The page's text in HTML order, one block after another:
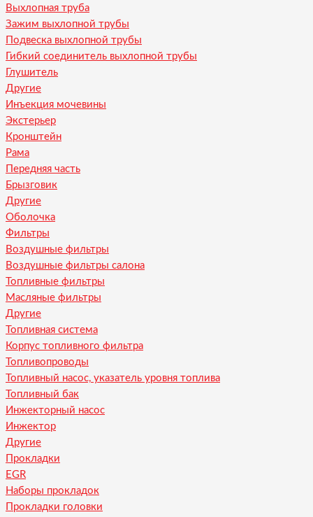
Выхлопная труба
Зажим выхлопной трубы
Подвеска выхлопной трубы
Гибкий соединитель выхлопной трубы
Глушитель
Другие
Инъекция мочевины
Экстерьер
Кронштейн
Рама
Передняя часть
Брызговик
Другие
Оболочка
Фильтры
Воздушные фильтры
Воздушные фильтры салона
Топливные фильтры
Масляные фильтры
Другие
Топливная система
Корпус топливного фильтра
Топливопроводы
Топливный насос, указатель уровня топлива
Топливный бак
Инжекторный насос
Инжектор
Другие
Прокладки
EGR
Наборы прокладок
Прокладки головки